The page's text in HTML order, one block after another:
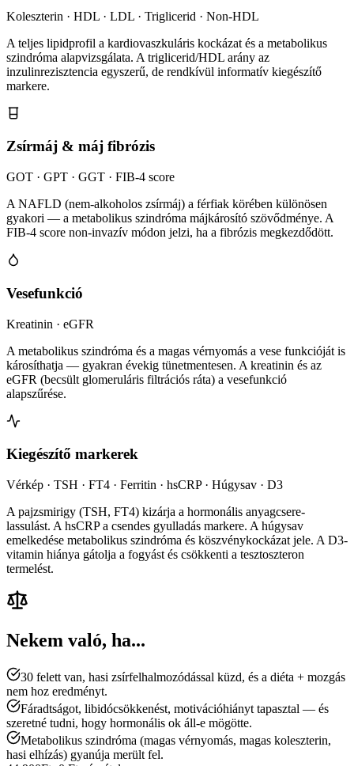
Koleszterin · HDL · LDL · Triglicerid · Non-HDL
A teljes lipidprofil a kardiovaszkuláris kockázat és a metabolikus
szindróma alapvizsgálata. A triglicerid/HDL arány az
inzulinrezisztencia egyszerű, de rendkívül informatív kiegészítő
markere.
Zsírmáj & máj fibrózis
GOT · GPT · GGT · FIB-4 score
A NAFLD (nem-alkoholos zsírmáj) a férfiak körében különösen
gyakori — a metabolikus szindróma májkárosító szövődménye. A
FIB-4 score non-invazív módon jelzi, ha a fibrózis megkezdődött.
Vesefunkció
Kreatinin · eGFR
A metabolikus szindróma és a magas vérnyomás a vese funkcióját is
károsíthatja — gyakran évekig tünetmentesen. A kreatinin és az
eGFR (becsült glomeruláris filtrációs ráta) a vesefunkció
alapszűrése.
Kiegészítő markerek
Vérkép · TSH · FT4 · Ferritin · hsCRP · Húgysav · D3
A pajzsmirigy (TSH, FT4) kizárja a hormonális anyagcsere-
lassulást. A hsCRP a csendes gyulladás markere. A húgysav
emelkedése metabolikus szindróma és köszvénykockázat jele. A D3-
vitamin hiánya gátolja a fogyást és csökkenti a tesztoszteron
termelést.
Nekem való, ha...
30 felett van, hasi zsírfelhalmozódással küzd, és a diéta + mozgás
nem hoz eredményt.
Fáradtságot, libidócsökkenést, motivációhiányt tapasztal — és
szeretné tudni, hogy hormonális ok áll-e mögötte.
Metabolikus szindróma (magas vérnyomás, magas koleszterin,
hasi elhízás) gyanúja merült fel.